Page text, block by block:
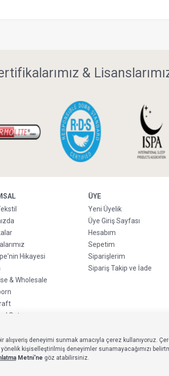
&
Hikayesi
& Wholesale
Satış
ÜYE
Yeni Üyelik
Üye Giriş Sayfası
Hesabım
Sepetim
Siparişlerim
Sipariş Takip ve İade
deneyimi sunmak amacıyla çerez kullanıyoruz.
kişiselleştirilmiş deneyimler sunamayacağımızı
Metni'ne göz atabilirsiniz.